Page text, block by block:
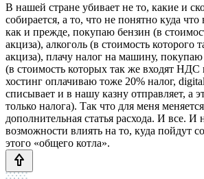
В нашей стране убивает не то, какие и
собирается, а то, что не понятно куда
как и прежде, покупаю бензин (в
акциза), алкоголь (в стоимость которого
акциза), плачу налог на машину,
(в стоимость которых так же входят НДС
хостинг оплачиваю тоже 20% налог,
списывает и в нашу казну отправляет, а
только налога). Так что для меня
дополнительная статья расхода. И все. И
возможности влиять на то, куда пойдут
этого «общего котла».